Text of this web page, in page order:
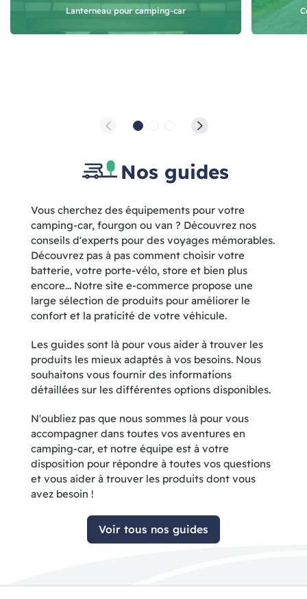
Nos guides
Vous cherchez des équipements pour votre
camping-car, fourgon ou van ? Découvrez nos
conseils d'experts pour des voyages mémorables.
Découvrez pas à pas comment choisir votre
batterie, votre porte-vélo, store et bien plus
encore... Notre site e-commerce propose une
large sélection de produits pour améliorer le
confort et la praticité de votre véhicule.
Les guides sont là pour vous aider à trouver les
produits les mieux adaptés à vos besoins. Nous
souhaitons vous fournir des informations
détaillées sur les différentes options disponibles.
N'oubliez pas que nous sommes là pour vous
accompagner dans toutes vos aventures en
camping-car, et notre équipe est à votre
disposition pour répondre à toutes vos questions
et vous aider à trouver les produits dont vous
avez besoin !
Voir tous nos guides
Lanterneau pour camping-car